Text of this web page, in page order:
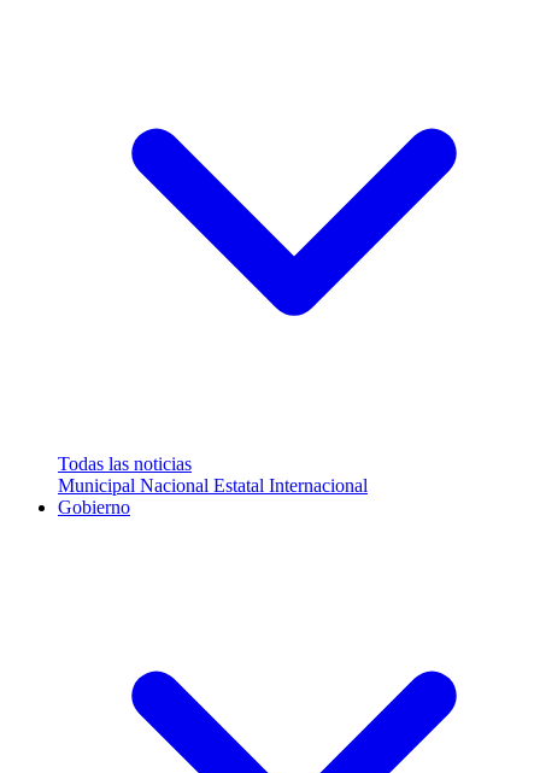
Todas las noticias
Municipal Nacional Estatal Internacional
Gobierno